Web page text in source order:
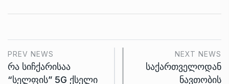
PREV NEWS
რა სიჩქარისაა
“სელფის” 5G ქსელი
NEXT NEWS
საქართველოდან
ნავთობის